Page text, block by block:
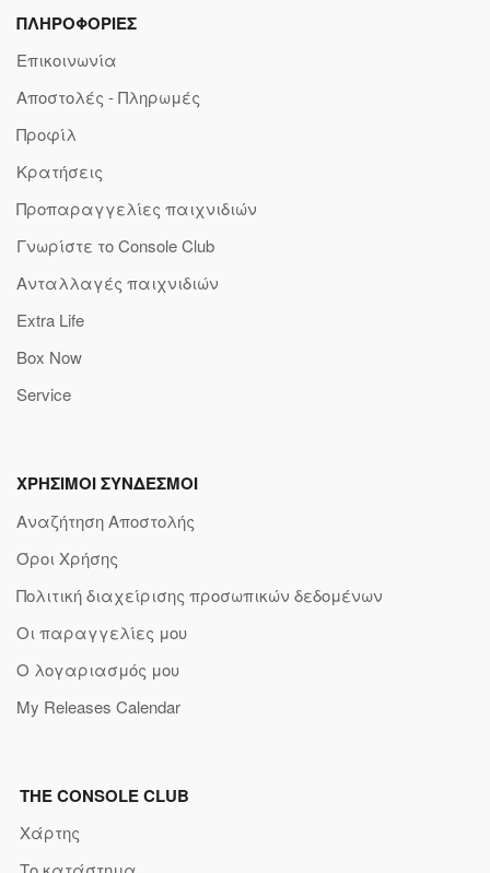
ΠΛΗΡΟΦΟΡΙΕΣ
Επικοινωνία
Αποστολές - Πληρωμές
Προφίλ
Κρατήσεις
Προπαραγγελίες παιχνιδιών
Γνωρίστε το Console Club
Ανταλλαγές παιχνιδιών
Extra Life
Box Now
Service
ΧΡΗΣΙΜΟΙ ΣΥΝΔΕΣΜΟΙ
Αναζήτηση Αποστολής
Όροι Χρήσης
Πολιτική διαχείρισης προσωπικών δεδομένων
Οι παραγγελίες μου
Ο λογαριασμός μου
My Releases Calendar
THE CONSOLE CLUB
Χάρτης